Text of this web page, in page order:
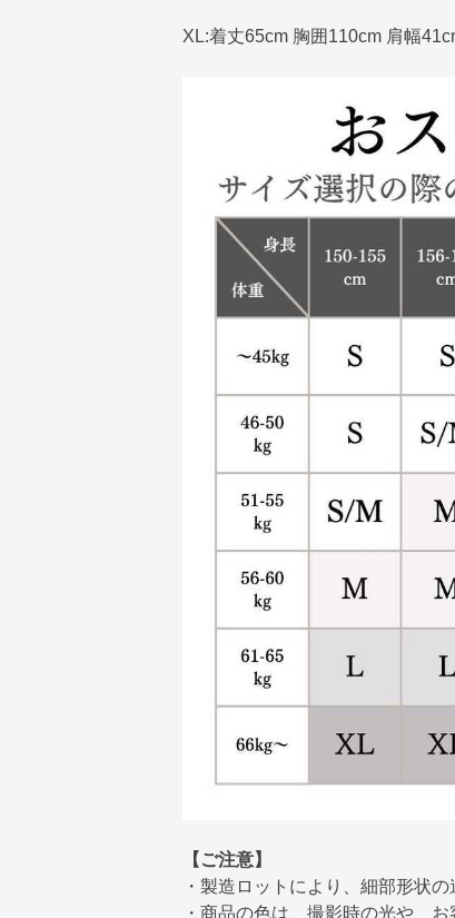
XL:着丈65cm 胸囲110cm 肩幅
【ご注意】
・製造ロットにより、細部形状
・商品の色は、撮影時の光や、